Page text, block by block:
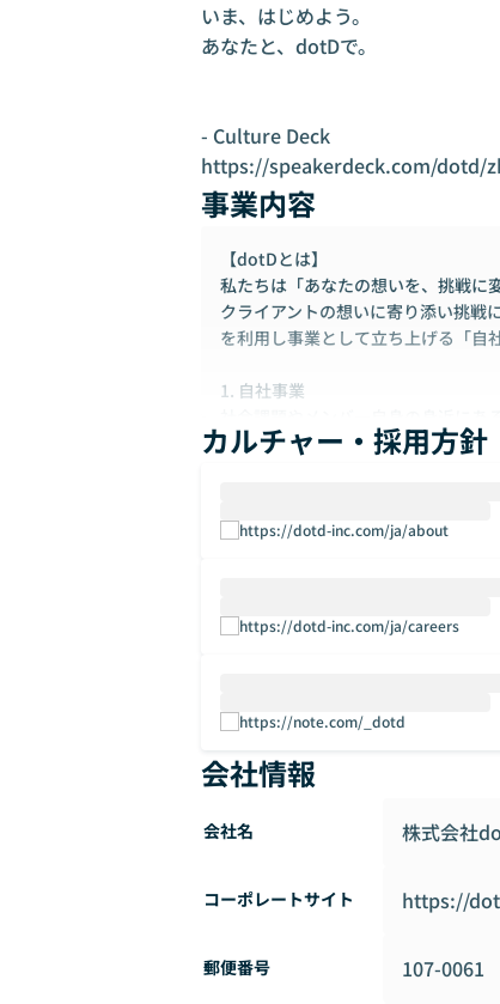
いま、はじめよう。
あなたと、dotDで。
- Culture Deck
https://speakerdeck.com/dotd/
事業内容
【dotDとは】
私たちは「あなたの想いを、挑戦に
クライアントの想いに寄り添い挑
を利用し事業として立ち上げる「自
1. 自社事業
画・開発・運営を行っています。
これまではPetTech（ペット x テ
域を積極的に広げ、新たな価値を創
企画からプロトタイピング・製品
わせることで、ひとりひとりの「当
【dotDで働く魅力】
- dotDはまだ小規模な会社ですが、
- エンジニアチームは20代・30代が
がら活躍しています。
- 単なる「受け仕事」ではなく「自
- 「共創事業」だけではなく、無理
カルチャー・採用方針
https://dotd-inc.com/ja/about
https://dotd-inc.com/ja/careers
https://note.com/_dotd
会社情報
会社名 株式会社
コーポレートサイト https://
郵便番号 107-0061